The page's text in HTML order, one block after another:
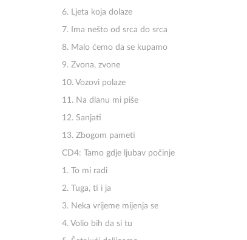
6. Ljeta koja dolaze
7. Ima nešto od srca do srca
8. Malo ćemo da se kupamo
9. Zvona, zvone
10. Vozovi polaze
11. Na dlanu mi piše
12. Sanjati
13. Zbogom pameti
CD4: Tamo gdje ljubav počinje
1. To mi radi
2. Tuga, ti i ja
3. Neka vrijeme mijenja se
4. Volio bih da si tu